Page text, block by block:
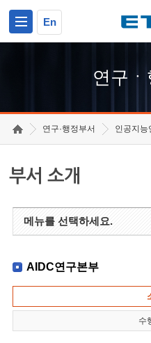
En
연구
연구·행정부서 인공지능
부서 소개
메뉴를 선택하세요.
AIDC연구본부
수